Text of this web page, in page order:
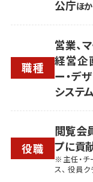
公庁ほか
職種
営業、
経営企
ー・デ
システ
役職
閲覧会
プに貢
※主任・チ
ス、 役員ク